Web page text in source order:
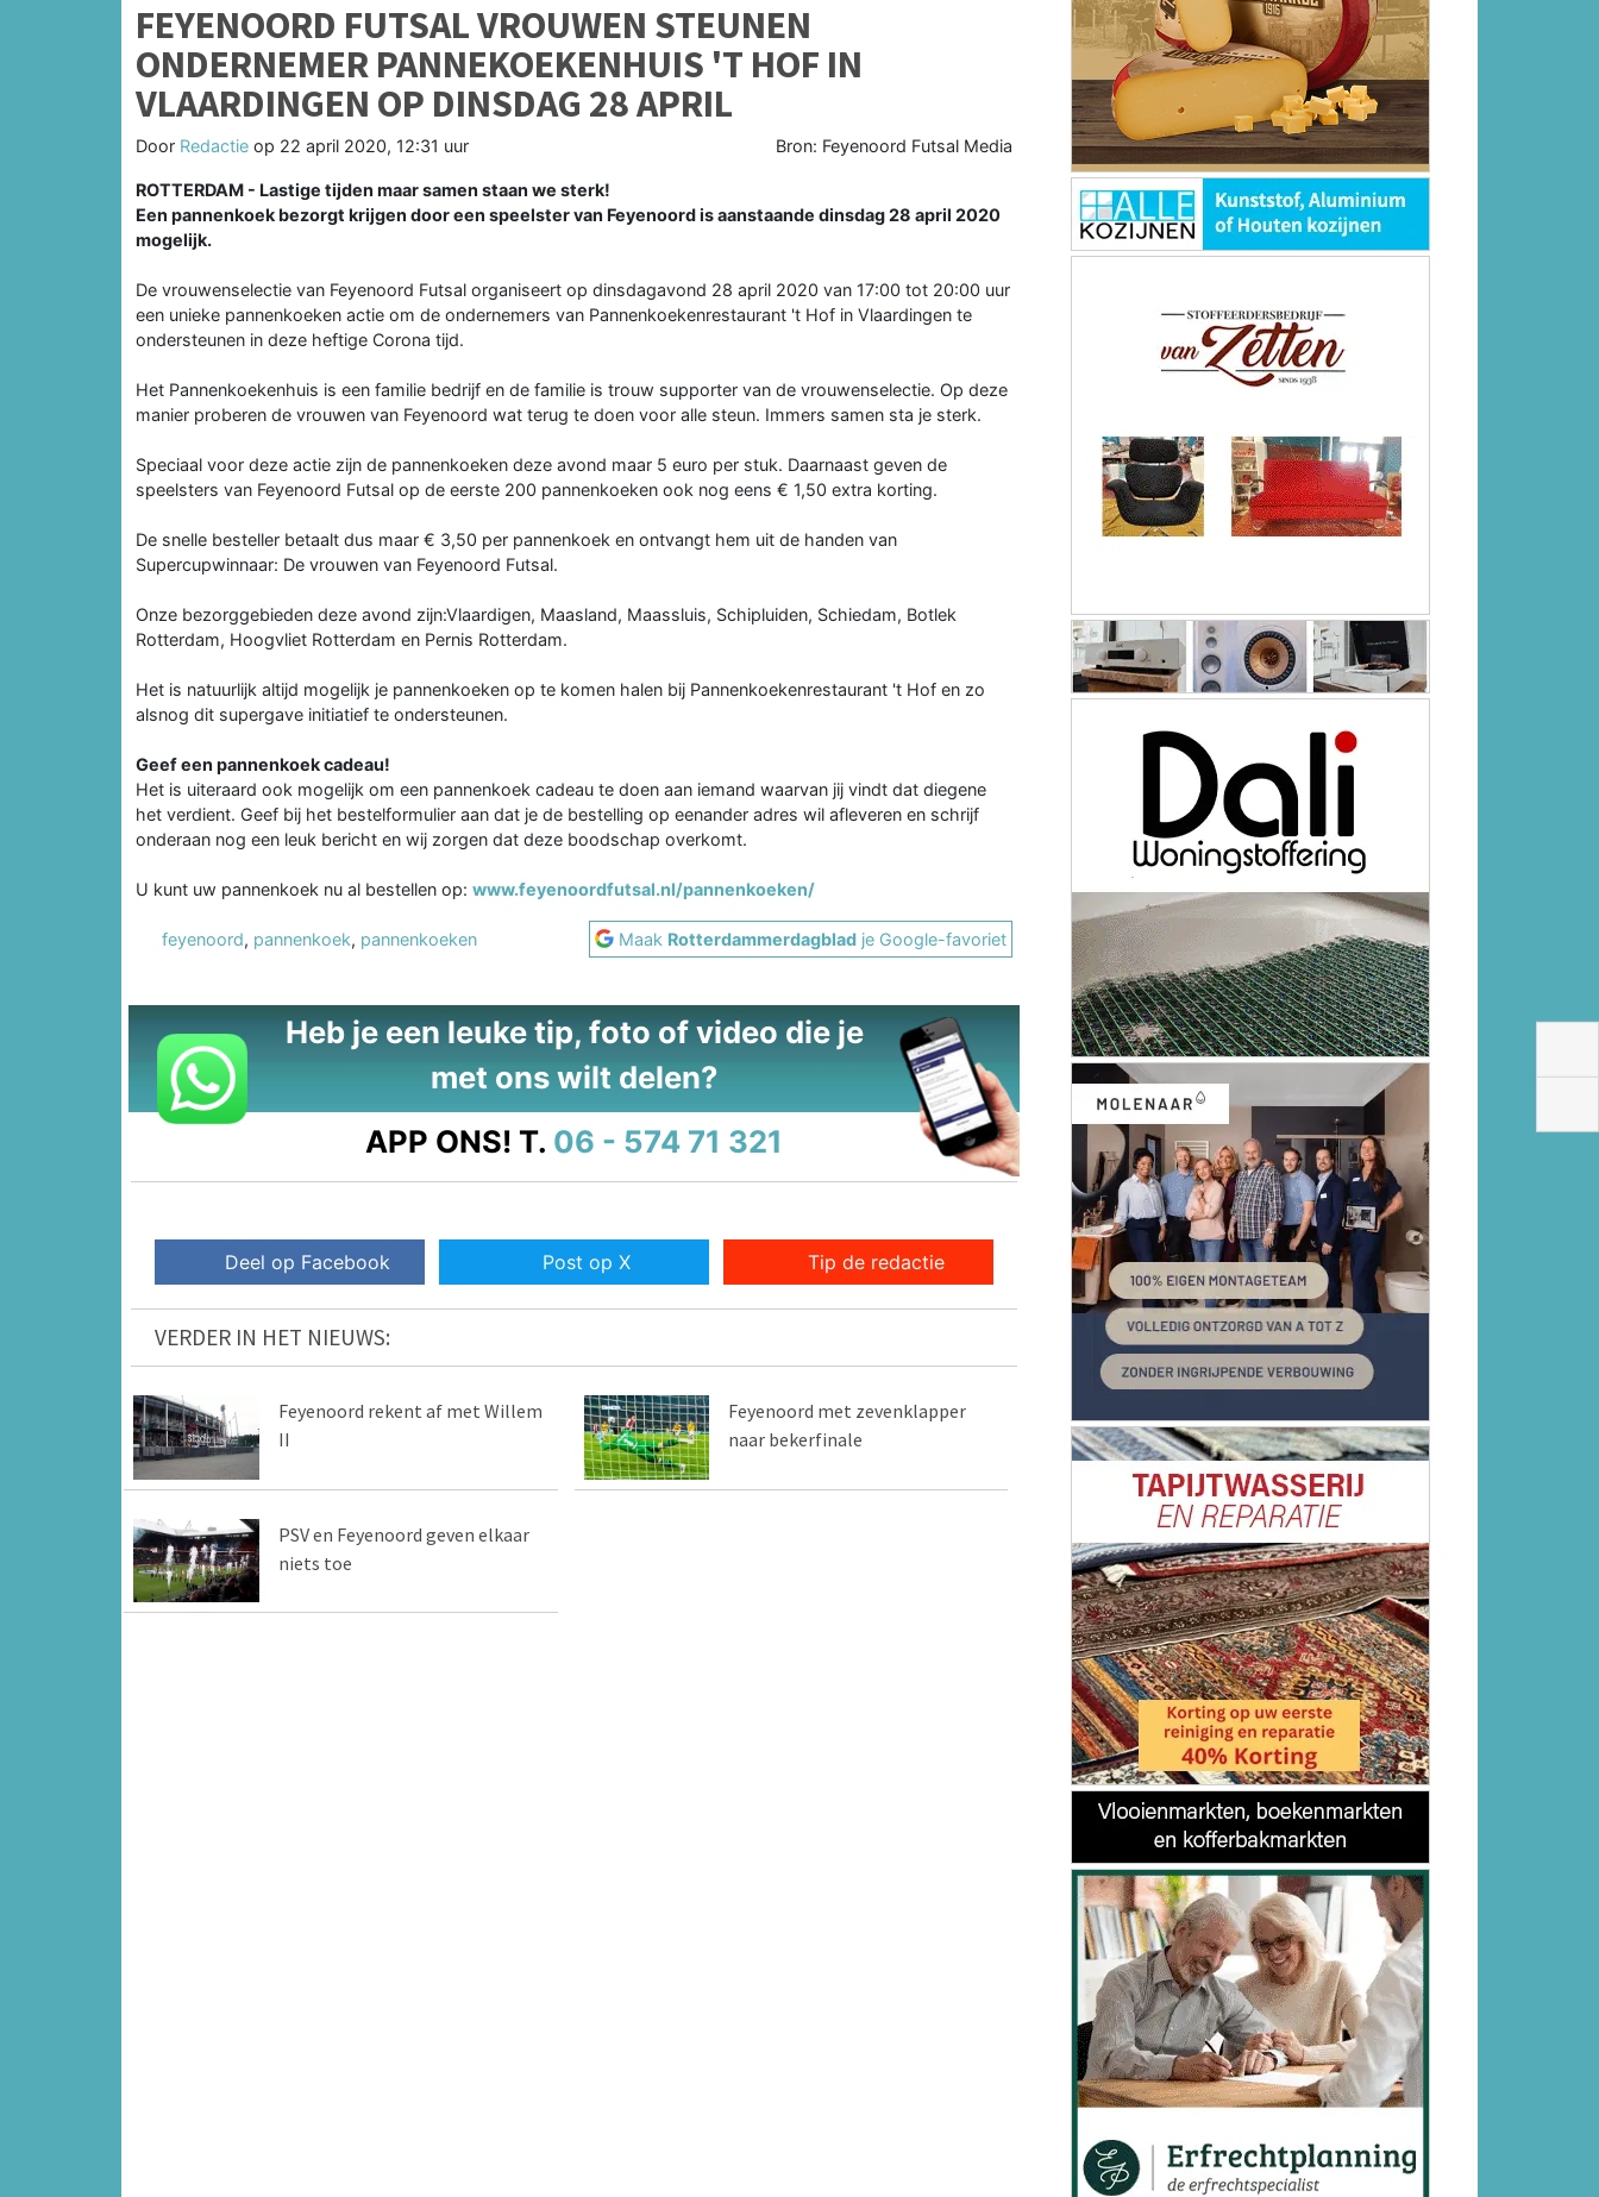
FEYENOORD FUTSAL VROUWEN STEUNEN
ONDERNEMER PANNEKOEKENHUIS 'T HOF IN
VLAARDINGEN OP DINSDAG 28 APRIL
Door Redactie op 22 april 2020, 12:31 uur Bron: Feyenoord Futsal Media
ROTTERDAM - Lastige tijden maar samen staan we sterk!
Een pannenkoek bezorgt krijgen door een speelster van Feyenoord is aanstaande dinsdag 28 april 2020
mogelijk.
De vrouwenselectie van Feyenoord Futsal organiseert op dinsdagavond 28 april 2020 van 17:00 tot 20:00 uur
een unieke pannenkoeken actie om de ondernemers van Pannenkoekenrestaurant 't Hof in Vlaardingen te
ondersteunen in deze heftige Corona tijd.
Het Pannenkoekenhuis is een familie bedrijf en de familie is trouw supporter van de vrouwenselectie. Op deze
manier proberen de vrouwen van Feyenoord wat terug te doen voor alle steun. Immers samen sta je sterk.
Speciaal voor deze actie zijn de pannenkoeken deze avond maar 5 euro per stuk. Daarnaast geven de
speelsters van Feyenoord Futsal op de eerste 200 pannenkoeken ook nog eens € 1,50 extra korting.
De snelle besteller betaalt dus maar € 3,50 per pannenkoek en ontvangt hem uit de handen van
Supercupwinnaar: De vrouwen van Feyenoord Futsal.
Onze bezorggebieden deze avond zijn:Vlaardigen, Maasland, Maassluis, Schipluiden, Schiedam, Botlek
Rotterdam, Hoogvliet Rotterdam en Pernis Rotterdam.
Het is natuurlijk altijd mogelijk je pannenkoeken op te komen halen bij Pannenkoekenrestaurant 't Hof en zo
alsnog dit supergave initiatief te ondersteunen.
Geef een pannenkoek cadeau!
Het is uiteraard ook mogelijk om een pannenkoek cadeau te doen aan iemand waarvan jij vindt dat diegene
het verdient. Geef bij het bestelformulier aan dat je de bestelling op eenander adres wil afleveren en schrijf
onderaan nog een leuk bericht en wij zorgen dat deze boodschap overkomt.
U kunt uw pannenkoek nu al bestellen op: www.feyenoordfutsal.nl/pannenkoeken/
feyenoord, pannenkoek, pannenkoeken Maak Rotterdammerdagblad je Google-favoriet
Heb je een leuke tip, foto of video die je
met ons wilt delen?
APP ONS! T. 06 - 574 71 321
Deel op Facebook Post op X Tip de redactie
VERDER IN HET NIEUWS:
Feyenoord rekent af met Willem
II
Feyenoord met zevenklapper
naar bekerfinale
PSV en Feyenoord geven elkaar
niets toe